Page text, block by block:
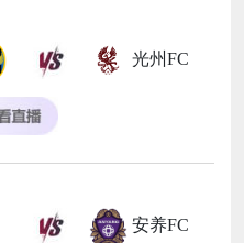
光州FC
安养FC